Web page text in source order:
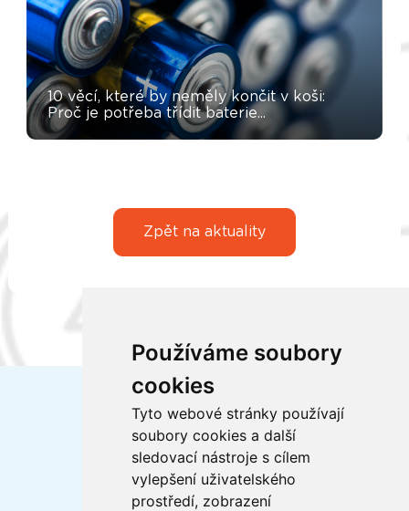
Používáme soubory
cookies
Tyto webové stránky používají
soubory cookies a další
sledovací nástroje s cílem
vylepšení uživatelského
prostředí, zobrazení
10 věcí, které by neměly končit v koši:
Proč je potřeba třídit baterie...
Zpět na aktuality
Certifikáty ISO